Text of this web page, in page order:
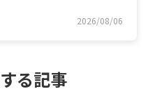
2026/08/06
る記事